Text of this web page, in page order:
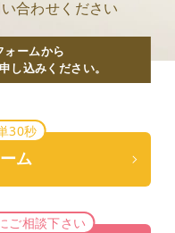
合わせください
ォームから
し込みください。
30秒
ム
ご相談下さい